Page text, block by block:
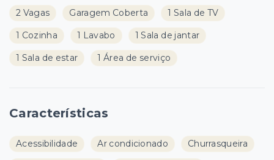
2 Vagas Garagem Coberta 1 Sala de TV
1 Cozinha 1 Lavabo 1 Sala de jantar
1 Sala de estar 1 Área de serviço
Características
Acessibilidade Ar condicionado Churrasqueira